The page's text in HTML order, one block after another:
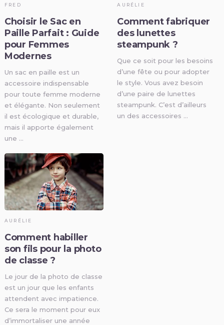
FRED
Choisir le Sac en
Paille Parfait : Guide
pour Femmes
Modernes
Un sac en paille est un
accessoire indispensable
pour toute femme moderne
et élégante. Non seulement
il est écologique et durable,
mais il apporte également
une …
AURÉLIE
Comment fabriquer
des lunettes
steampunk ?
Que ce soit pour les besoins
d’une fête ou pour adopter
le style. Vous avez besoin
d’une paire de lunettes
steampunk. C’est d’ailleurs
un des accessoires …
AURÉLIE
Comment habiller
son fils pour la photo
de classe ?
Le jour de la photo de classe
est un jour que les enfants
attendent avec impatience.
Ce sera le moment pour eux
d’immortaliser une année